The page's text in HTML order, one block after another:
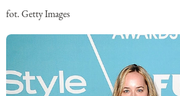
fot. Getty Images